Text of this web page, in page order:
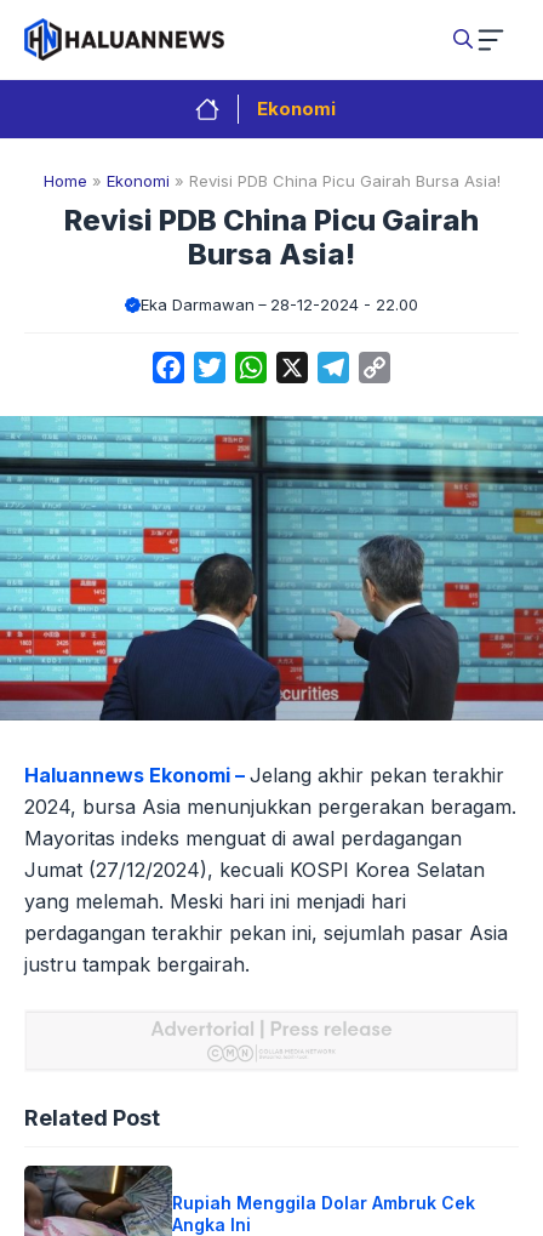
Langsung
isi
Ekonomi
Home » Ekonomi » Revisi PDB China Picu Gairah Bursa Asia!
Revisi PDB China Picu Gairah
Bursa Asia!
Eka Darmawan 28-12-2024 - 22.00
FacebookTwitterWhatsApp Telegram
Haluannews Ekonomi – Jelang akhir pekan terakhir
2024, bursa Asia menunjukkan pergerakan beragam.
Mayoritas indeks menguat di awal perdagangan
Jumat (27/12/2024), kecuali KOSPI Korea Selatan
yang melemah. Meski hari ini menjadi hari
perdagangan terakhir pekan ini, sejumlah pasar Asia
justru tampak bergairah.
Related Post
Rupiah Menggila Dolar Ambruk Cek
Angka Ini